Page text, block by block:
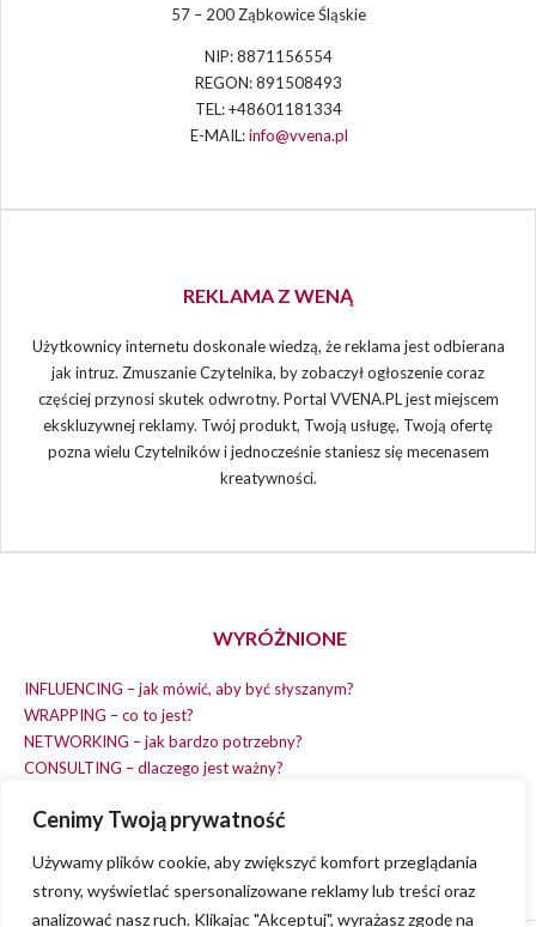
Cenimy Twoją prywatność
Używamy plików cookie, aby zwiększyć komfort przeglądania
strony, wyświetlać spersonalizowane reklamy lub treści oraz
analizować nasz ruch. Klikając "Akceptuj", wyrażasz zgodę na
57 – 200 Ząbkowice Śląskie
NIP: 8871156554
REGON: 891508493
TEL: +48601181334
E-MAIL:info@vvena.pl
REKLAMA Z WENĄ
Użytkownicy internetu doskonale wiedzą, że reklama jest odbierana
jak intruz. Zmuszanie Czytelnika, by zobaczył ogłoszenie coraz
częściej przynosi skutek odwrotny. Portal VVENA.PL jest miejscem
ekskluzywnej reklamy. Twój produkt, Twoją usługę, Twoją ofertę
pozna wielu Czytelników i jednocześnie staniesz się mecenasem
kreatywności.
WYRÓŻNIONE
INFLUENCING – jak mówić, aby być słyszanym?
WRAPPING – co to jest?
NETWORKING – jak bardzo potrzebny?
CONSULTING – dlaczego jest ważny?
EARNING – jak zarobić na dobrym pomyśle?